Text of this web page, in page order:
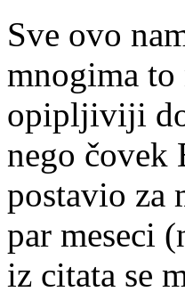
Sve ovo
mnogima
opipljiviji
nego čovek
postavio za
par meseci
iz citata se